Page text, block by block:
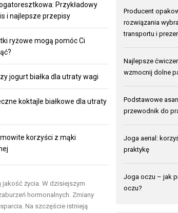
Przykładowy
i najlepsze przepisy
ryżowe mogą pomóc Ci
jogurt białka dla utraty wagi
koktajle białkowe dla utraty
korzyści z mąki
życia. W dzisiejszym
hormonalnych. Zmiany
Na szczęście istnieją
Producent
rozwiązania
transportu i
Najlepsze
wzmocnij dolne
Podstawowe
przewodnik do
Joga aerial:
praktykę
Joga oczu – jak
oczu?